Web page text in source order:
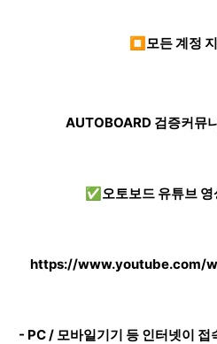
⏹모든 계정
AUTOBOARD 검증커뮤
✅오토보드 유튜브
https://www.youtube.com/
- PC / 모바일기기 등 인터넷이